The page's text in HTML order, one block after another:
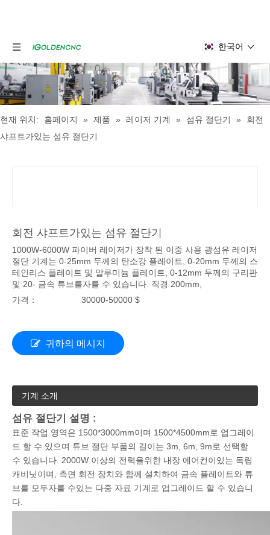
한국어
현재 위치: 홈페이지 » 제품 » 레이저 기계 » 섬유 절단기 »
회전
샤프트가있는 섬유 절단기
회전 샤프트가있는 섬유 절단기
1000W-6000W 파이버 레이저가 장착 된 이중 사용 광섬유 레이저
절단 기계는 0-25mm 두께의 탄소강 플레이트, 0-20mm 두께의 스
테인리스 플레이트 및 알루미늄 플레이트, 0-12mm 두께의 구리판
및 20- 금속 튜브를자를 수 있습니다. 직경 200mm,
가격：
30000-50000 $
귀하의 메시지
기계 소개
섬유 절단기 설명 :
표준 작업 영역은 1500*3000mm이며 1500*4500mm로 업그레이
드 할 수 있으며 튜브 절단 부품의 길이는 3m, 6m, 9m로 선택할
수 있습니다. 2000W 이상의 전력을위한 내장 에어컨이있는 독립
캐비닛이며, 측면 회전 장치와 함께 설치하여 금속 플레이트와 튜
브를 모두자를 수있는 다중 자료 기계로 업그레이드 할 수 있습니
다.